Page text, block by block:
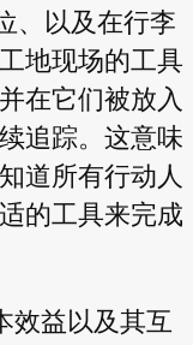
、以及在行李
地现场的工具
在它们被放入
追踪。这意味
道所有行动人
的工具来完成
效益以及其互